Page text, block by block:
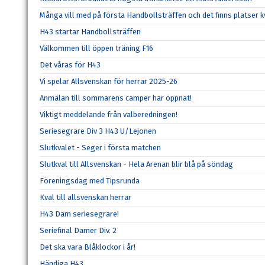
Många vill med på första Handbollsträffen och det finns platser
H43 startar Handbollsträffen
Välkommen till öppen träning F16
Det våras för H43
Vi spelar Allsvenskan för herrar 2025-26
Anmälan till sommarens camper har öppnat!
Viktigt meddelande från valberedningen!
Seriesegrare Div 3 H43 U/Lejonen
Slutkvalet - Seger i första matchen
Slutkval till Allsvenskan - Hela Arenan blir blå på söndag
Föreningsdag med Tipsrunda
Kval till allsvenskan herrar
H43 Dam seriesegrare!
Seriefinal Damer Div. 2
Det ska vara Blåklockor i år!